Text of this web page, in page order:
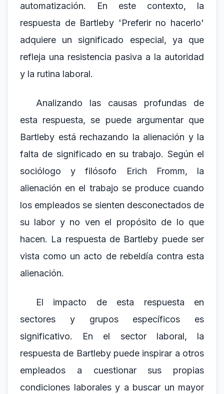
automatización. En este contexto, la
respuesta de Bartleby 'Preferir no hacerlo'
adquiere un significado especial, ya que
refleja una resistencia pasiva a la autoridad
y la rutina laboral.
Analizando las causas profundas de
esta respuesta, se puede argumentar que
Bartleby está rechazando la alienación y la
falta de significado en su trabajo. Según el
sociólogo y filósofo Erich Fromm, la
alienación en el trabajo se produce cuando
los empleados se sienten desconectados de
su labor y no ven el propósito de lo que
hacen. La respuesta de Bartleby puede ser
vista como un acto de rebeldía contra esta
alienación.
El impacto de esta respuesta en
sectores y grupos específicos es
significativo. En el sector laboral, la
respuesta de Bartleby puede inspirar a otros
empleados a cuestionar sus propias
condiciones laborales y a buscar un mayor